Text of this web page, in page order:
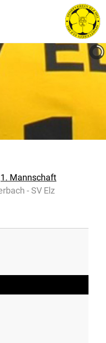
1. Mannschaft
- SV Elz